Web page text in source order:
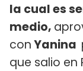
la cual es
medio,
conYanina
que salio en